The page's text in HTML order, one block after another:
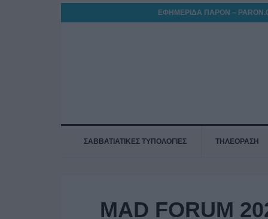
ΕΦΗΜΕΡΙΔΑ ΠΑΡΟΝ –
ΣΑΒΒΑΤΙΑΤΙΚΕΣ ΤΥΠΟΛΟΓΙΕΣ ΤΗΛΕΟΡΑΣΗ
MAD FORUM